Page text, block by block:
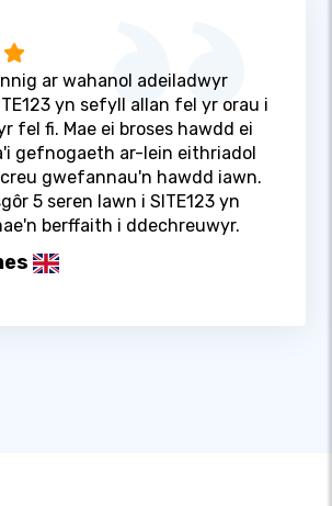
ar wahanol adeiladwyr
yn sefyll allan fel yr orau i
fel fi. Mae ei broses hawdd ei
gefnogaeth ar-lein eithriadol
gwefannau'n hawdd iawn.
5 seren lawn i SITE123 yn
berffaith i ddechreuwyr.